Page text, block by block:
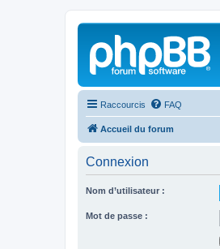
Raccourcis FAQ
Accueil du forum
Connexion
Nom d’utilisateur :
Mot de passe :